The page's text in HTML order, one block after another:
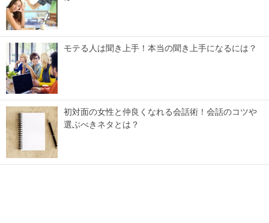
モテる人は聞き上手！本当の聞き上手になるには？
初対面の女性と仲良くなれる会話術！会話のコツや
選ぶべきネタとは？